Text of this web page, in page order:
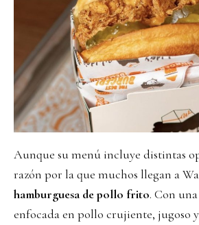
Aunque su menú incluye distintas
razón por la que muchos llegan a
hamburguesa de pollo frito. Con
enfocada en pollo crujiente, jugoso